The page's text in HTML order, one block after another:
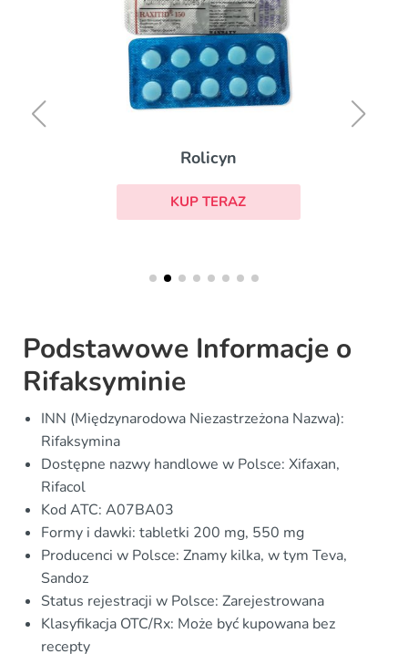
Rolicyn
KUP TERAZ
Podstawowe Informacje o
Rifaksyminie
INN (Międzynarodowa Niezastrzeżona Nazwa):
Rifaksymina
Dostępne nazwy handlowe w Polsce: Xifaxan,
Rifacol
Kod ATC: A07BA03
Formy i dawki: tabletki 200 mg, 550 mg
Producenci w Polsce: Znamy kilka, w tym Teva,
Sandoz
Status rejestracji w Polsce: Zarejestrowana
Klasyfikacja OTC/Rx: Może być kupowana bez
recepty